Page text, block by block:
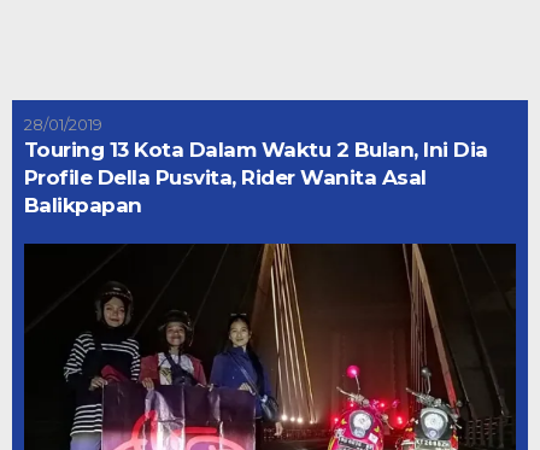
28/01/2019
Touring 13 Kota Dalam Waktu 2 Bulan, Ini Dia
Profile Della Pusvita, Rider Wanita Asal
Balikpapan